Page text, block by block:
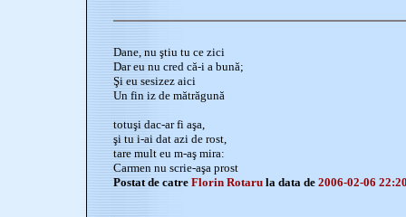
Dane, nu ştiu tu ce zici
Dar eu nu cred că-i a bună;
Şi eu sesizez aici
Un fin iz de mătrăgună
totuşi dac-ar fi aşa,
şi tu i-ai dat azi de rost,
tare mult eu m-aş mira:
Carmen nu scrie-aşa prost
Postat de catre Florin Rotaru la data de 2006-02-06